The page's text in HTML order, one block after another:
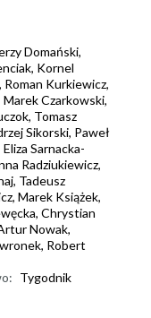
Domański,
, Kornel
, Roman Kurkiewicz,
Marek Czarkowski,
, Tomasz
Sikorski, Paweł
Eliza Sarnacka-
Radziukiewicz,
, Tadeusz
, Marek Książek,
, Chrystian
Nowak,
, Robert
Tygodnik